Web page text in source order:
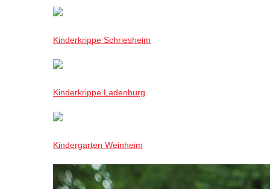
Kinderkrippe Schriesheim
Kinderkrippe Ladenburg
Kindergarten Weinheim